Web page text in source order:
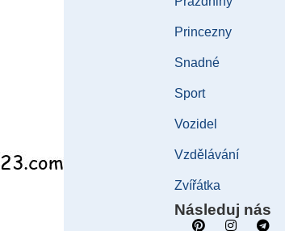
Princezny
Snadné
Sport
Vozidel
Vzdělávání
Zvířátka
Následuj nás